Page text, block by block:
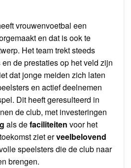
vrouwenvoetbal een
en dat is ook te
Het team trekt steeds
en de prestaties op het veld zijn
dat jonge meiden zich laten
en actief deelnemen
Dit heeft geresulteerd in
de club, met investeringen
als defaciliteiten voor het
ziet erveelbelovend
speelsters die de club naar
brengen.